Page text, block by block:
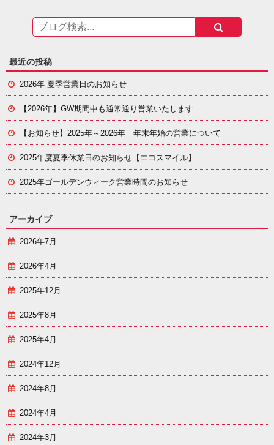
最近の投稿
2026年 夏季営業日のお知らせ
【2026年】GW期間中も通常通り営業いたします
【お知らせ】 2025年～2026年 年末年始の営業について
2025年度夏季休業日のお知らせ【エコスマイル】
2025年ゴールデンウィーク営業時間のお知らせ
アーカイブ
2026年7月
2026年4月
2025年12月
2025年8月
2025年4月
2024年12月
2024年8月
2024年4月
2024年3月